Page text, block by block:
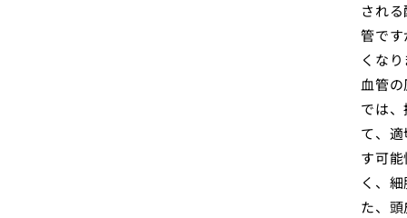
され
管で
くな
血管
では
て、
す可
く、
た、